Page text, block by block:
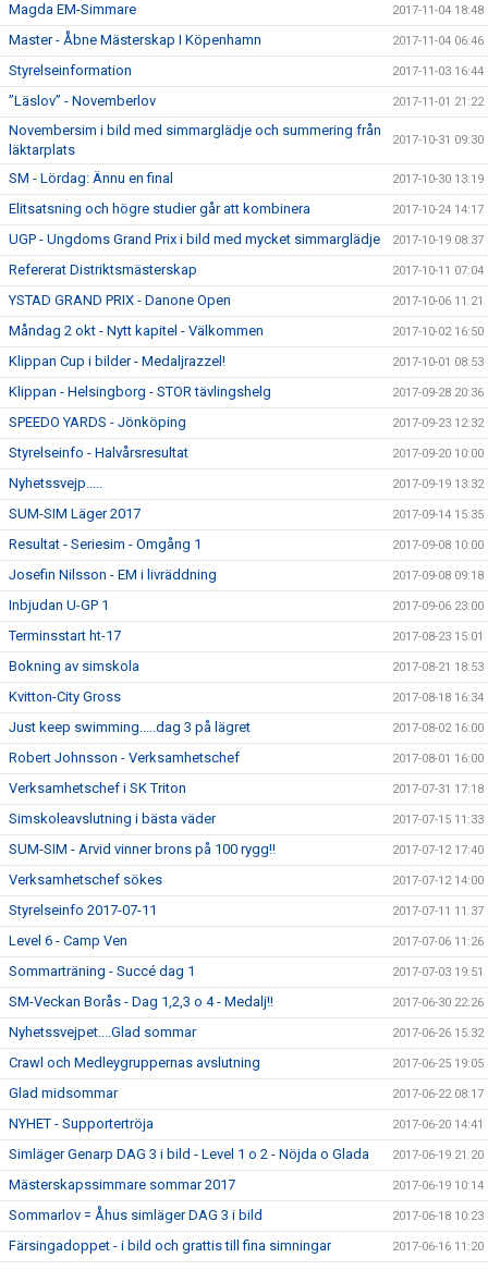
Magda EM-Simmare 2017-11-04 18:48
Master - Åbne Mästerskap I Köpenhamn 2017-11-04 06:46
Styrelseinformation 2017-11-03 16:44
”Läslov” - Novemberlov 2017-11-01 21:22
Novembersim i bild med simmarglädje och summering från
läktarplats
2017-10-31 09:30
SM - Lördag: Ännu en final 2017-10-30 13:19
Elitsatsning och högre studier går att kombinera 2017-10-24 14:17
UGP - Ungdoms Grand Prix i bild med mycket simmarglädje 2017-10-19 08:37
Refererat Distriktsmästerskap 2017-10-11 07:04
YSTAD GRAND PRIX - Danone Open 2017-10-06 11:21
Måndag 2 okt - Nytt kapitel - Välkommen 2017-10-02 16:50
Klippan Cup i bilder - Medaljrazzel! 2017-10-01 08:53
Klippan - Helsingborg - STOR tävlingshelg 2017-09-28 20:36
SPEEDO YARDS - Jönköping 2017-09-23 12:32
Styrelseinfo - Halvårsresultat 2017-09-20 10:00
Nyhetssvejp..... 2017-09-19 13:32
SUM-SIM Läger 2017 2017-09-14 15:35
Resultat - Seriesim - Omgång 1 2017-09-08 10:00
Josefin Nilsson - EM i livräddning 2017-09-08 09:18
Inbjudan U-GP 1 2017-09-06 23:00
Terminsstart ht-17 2017-08-23 15:01
Bokning av simskola 2017-08-21 18:53
Kvitton-City Gross 2017-08-18 16:34
Just keep swimming.....dag 3 på lägret 2017-08-02 16:00
Robert Johnsson - Verksamhetschef 2017-08-01 16:00
Verksamhetschef i SK Triton 2017-07-31 17:18
Simskoleavslutning i bästa väder 2017-07-15 11:33
SUM-SIM - Arvid vinner brons på 100 rygg!! 2017-07-12 17:40
Verksamhetschef sökes 2017-07-12 14:00
Styrelseinfo 2017-07-11 2017-07-11 11:37
Level 6 - Camp Ven 2017-07-06 11:26
Sommarträning - Succé dag 1 2017-07-03 19:51
SM-Veckan Borås - Dag 1,2,3 o 4 - Medalj!! 2017-06-30 22:26
Nyhetssvejpet....Glad sommar 2017-06-26 15:32
Crawl och Medleygruppernas avslutning 2017-06-25 19:05
Glad midsommar 2017-06-22 08:17
NYHET - Supportertröja 2017-06-20 14:41
Simläger Genarp DAG 3 i bild - Level 1 o 2 - Nöjda o Glada 2017-06-19 21:20
Mästerskapssimmare sommar 2017 2017-06-19 10:14
Sommarlov = Åhus simläger DAG 3 i bild 2017-06-18 10:23
Färsingadoppet - i bild och grattis till fina simningar 2017-06-16 11:20